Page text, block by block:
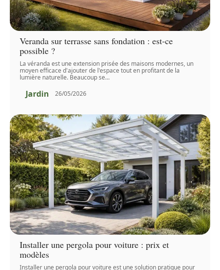
Veranda sur terrasse sans fondation : est-ce
possible ?
La véranda est une extension prisée des maisons modernes, un
moyen efficace d'ajouter de l'espace tout en profitant de la
lumière naturelle. Beaucoup se…
Jardin 26/05/2026
Installer une pergola pour voiture : prix et
modèles
Installer une pergola pour voiture est une solution pratique pour